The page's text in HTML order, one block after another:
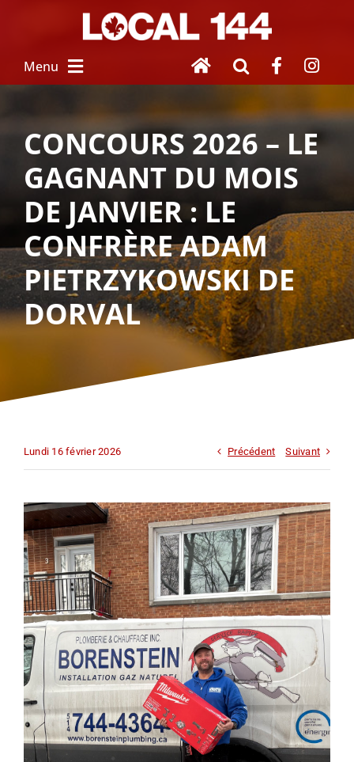
Menu
À PROPOS
NOUVEAU SALARIÉ
SERVICES AUX MEMBRES
FEMMES UNIES
NOS DISPARUS
INFORMATIONS
CONCOURS 2026 – LE
GAGNANT DU MOIS
DE JANVIER : LE
CONFRÈRE ADAM
PIETRZYKOWSKI DE
DORVAL
Lundi 16 février 2026 Précédent Suivant